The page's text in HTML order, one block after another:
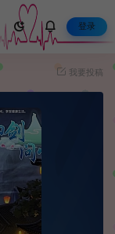
登录
我要投稿